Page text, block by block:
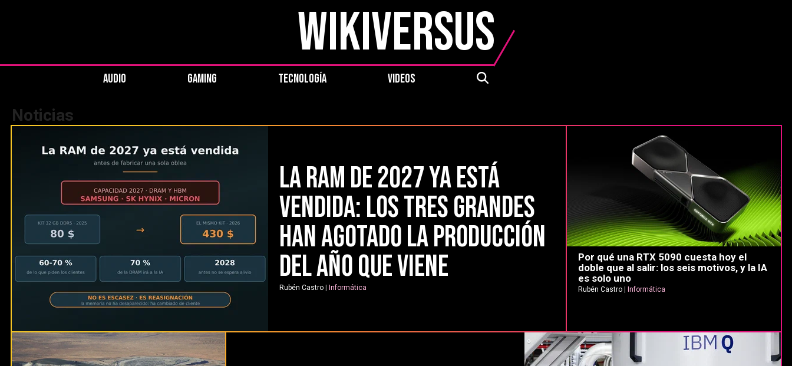
WikiVersus
AUDIO GAMING TECNOLOGÍA VIDEOS
Noticias
La RAM de 2027 ya está
vendida: los tres grandes
han agotado la producción
del año que viene
Rubén Castro| Informática
Por qué una RTX 5090 cuesta hoy el
doble que al salir: los seis motivos, y la IA
es solo uno
Rubén Castro Informática